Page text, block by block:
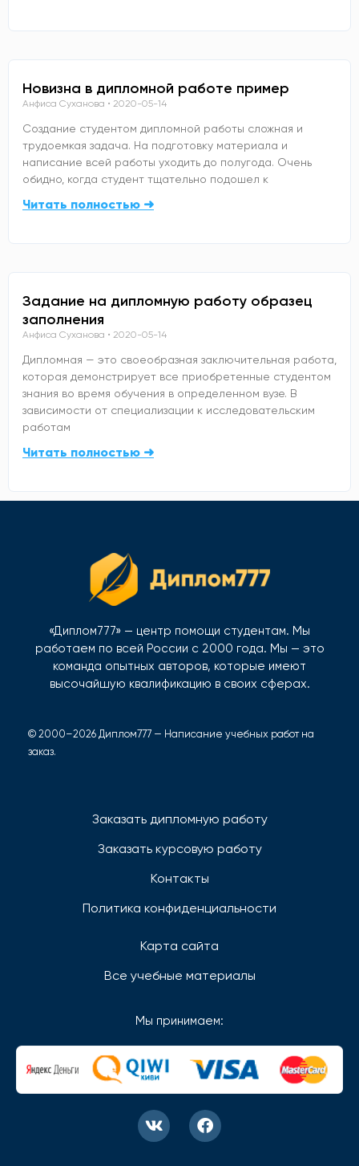
Новизна в дипломной работе пример
Анфиса Суханова 2020-05-14
Создание студентом дипломной работы сложная и
трудоемкая задача. На подготовку материала и
написание всей работы уходить до полугода. Очень
обидно, когда студент тщательно подошел к
Читать полностью ➜
Задание на дипломную работу образец
заполнения
Анфиса Суханова 2020-05-14
Дипломная — это своеобразная заключительная работа,
которая демонстрирует все приобретенные студентом
знания во время обучения в определенном вузе. В
зависимости от специализации к исследовательским
работам
Читать полностью ➜
«Диплом777» — центр помощи студентам. Мы
работаем по всей России с 2000 года. Мы — это
команда опытных авторов, которые имеют
высочайшую квалификацию в своих сферах.
© 2000–2026 Диплом777 — Написание учебных работ на
заказ.
Заказать дипломную работу
Заказать курсовую работу
Контакты
Политика конфиденциальности
Карта сайта
Все учебные материалы
Мы принимаем: